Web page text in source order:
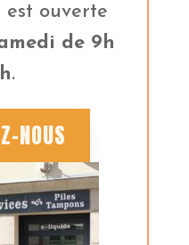
est ouverte
de 9h
.
NOUS